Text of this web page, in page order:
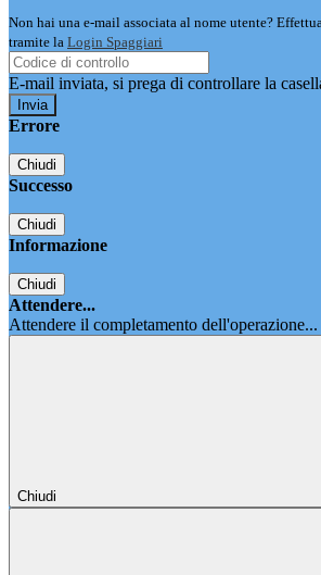
Non hai una e-mail associata al nome utente?
tramite la Login Spaggiari
E-mail inviata, si prega di controllare la
Errore
Chiudi
Successo
Chiudi
Informazione
Chiudi
Attendere...
Attendere il completamento dell'operazione...
Chiudi